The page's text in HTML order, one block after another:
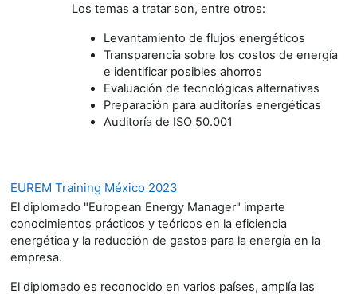
Los temas a tratar son, entre otros:
Levantamiento de flujos energéticos
Transparencia sobre los costos de energía
e identificar posibles ahorros
Evaluación de tecnológicas alternativas
Preparación para auditorías energéticas
Auditoría de ISO 50.001
EUREM Training México 2023
El diplomado "European Energy Manager" imparte
conocimientos prácticos y teóricos en la eficiencia
energética y la reducción de gastos para la energía en la
empresa.
El diplomado es reconocido en varios países, amplía las